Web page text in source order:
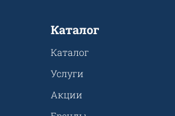
Каталог
Каталог
Услуги
Акции